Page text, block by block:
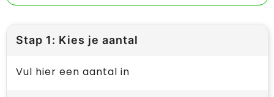
Stap 1: Kies je aantal
Vul hier een aantal in